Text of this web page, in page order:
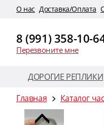
O нас Доставка/Оплата
8 (991) 358-10-
Перезвоните мне
ДОРОГИЕ РЕПЛИКИ
Главная
Каталог